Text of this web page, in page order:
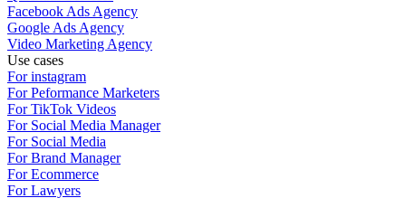
Facebook Ads Agency
Google Ads Agency
Video Marketing Agency
Use cases
For instagram
For Peformance Marketers
For TikTok Videos
For Social Media Manager
For Social Media
For Brand Manager
For Ecommerce
For Lawyers